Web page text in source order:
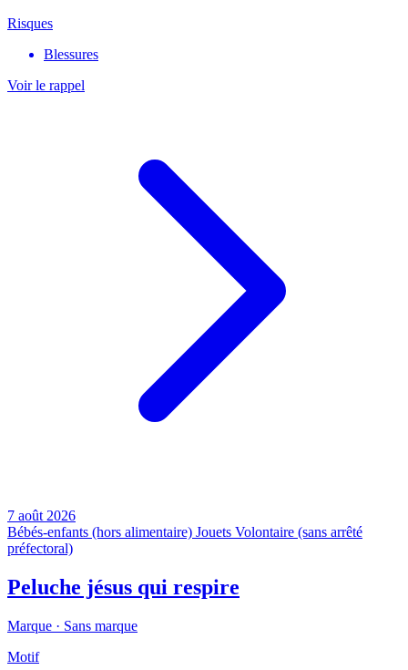
Risques
Blessures
Voir le rappel
7 août 2026
Bébés-enfants (hors alimentaire) Jouets Volontaire (sans arrêté
préfectoral)
Peluche jésus qui respire
Marque · Sans marque
Motif